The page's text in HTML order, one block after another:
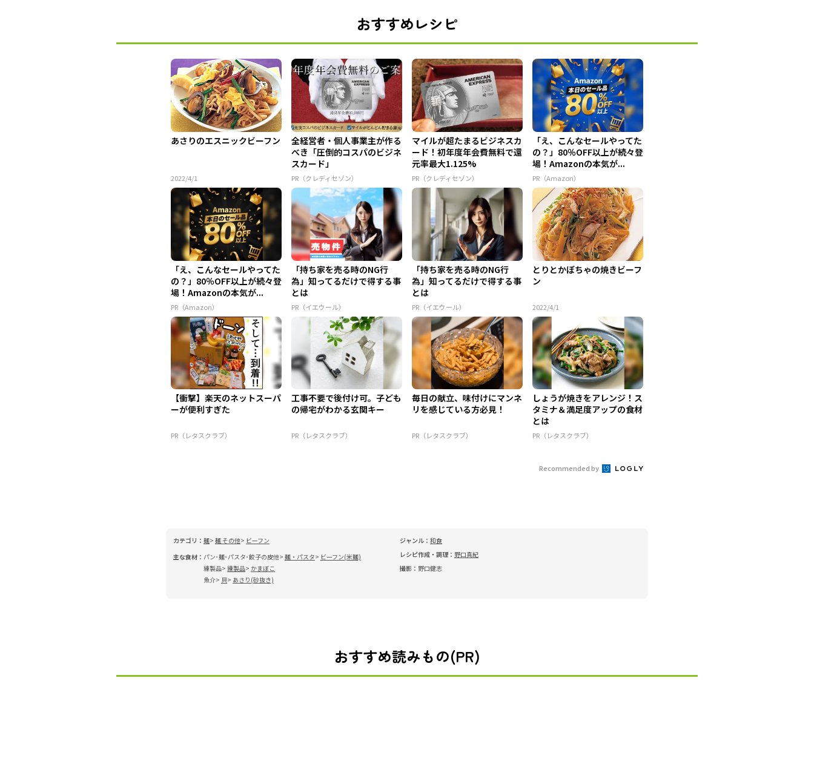
おすすめレシピ
あさりのエスニックビーフン
2022/4/1
全経営者・個人事業主が作る
べき「圧倒的コスパのビジネ
スカード」
PR（クレディセゾン）
マイルが超たまるビジネスカ
ード！初年度年会費無料で還
元率最大1.125%
PR（クレディセゾン）
「え、こんなセールやってた
の？」80％OFF以上が続々登
場！Amazonの本気が...
PR（Amazon）
「え、こんなセールやってた
の？」80％OFF以上が続々登
場！Amazonの本気が...
PR（Amazon）
「持ち家を売る時のNG行
為」知ってるだけで得する事
とは
PR（イエウール）
「持ち家を売る時のNG行
為」知ってるだけで得する事
とは
PR（イエウール）
とりとかぼちゃの焼きビーフ
ン
2022/4/1
【衝撃】楽天のネットスーパ
ーが便利すぎた
PR（レタスクラブ）
工事不要で後付け可。子ども
の帰宅がわかる玄関キー
PR（レタスクラブ）
毎日の献立、味付けにマンネ
リを感じている方必見！
PR（レタスクラブ）
しょうが焼きをアレンジ！ス
タミナ＆満足度アップの食材
とは
PR（レタスクラブ）
Recommended by
カテゴリ： 麺 麺 その他
ビーフン
主な食材： パン･麺･パスタ･餃子の皮他 麺・パスタ
ビーフン(米麺)
練製品 練製品
かまぼこ
魚介
貝 あさり(砂抜き)
ジャンル： 和食
レシピ作成・調理： 野口真紀
撮影： 野口健志
おすすめ読みもの(PR)